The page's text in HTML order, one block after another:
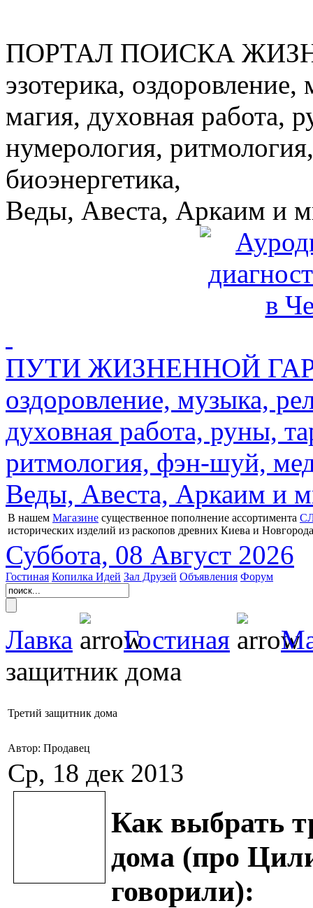
ПОРТАЛ ПОИСКА
эзотерика,
магия, духовная работа,
нумерология,
биоэнергетика,
Веды, Авеста, Аркаим и
ПУТИ ЖИЗНЕННОЙ
оздоровление, музыка,
духовная работа, руны,
ритмология, фэн-шуй,
Веды, Авеста, Аркаим и
В нашем Магазине существенное пополнение ассортимента
исторических изделий из раскопов древних Киева и
Суббота, 08 Август 2026
Гостиная Копилка Идей Зал Друзей Объявления Форум
Лавка Гостиная
защитник дома
Третий защитник дома
Автор: Продавец
Ср, 18 дек 2013
Как выбрать
дома (про
говорили):